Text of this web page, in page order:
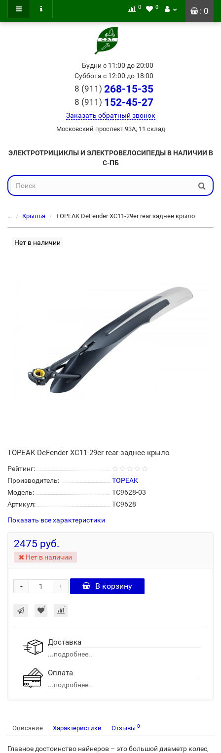
: 0
0 0
Будни с 11:00 до 20:00
Суббота с 12:00 до 18:00
8 (911) 268-15-35
8 (911) 152-45-27
Заказать обратный звонок
Московский проспект 93А, 11 склад
ЭЛЕКТРОТРИЦИКЛЫ И ЭЛЕКТРОВЕЛОСИПЕДЫ В НАЛИЧИИ В
С-ПБ
... Крылья TOPEAK DeFender XC11-29er rear заднее крыло
Нет в наличии
TOPEAK DeFender XC11-29er rear заднее крыло
Рейтинг:
Производитель:
TOPEAK
Модель:
TC9628-03
Артикул:
TC9628
Показать все характеристики
2475 руб.
Нет в наличии
+
- В корзину
Доставка
...подробнее..
Оплата
...подробнее..
Описание Характеристики Отзывы 0
Главное достоинство найнеров – это большой диаметр колес,